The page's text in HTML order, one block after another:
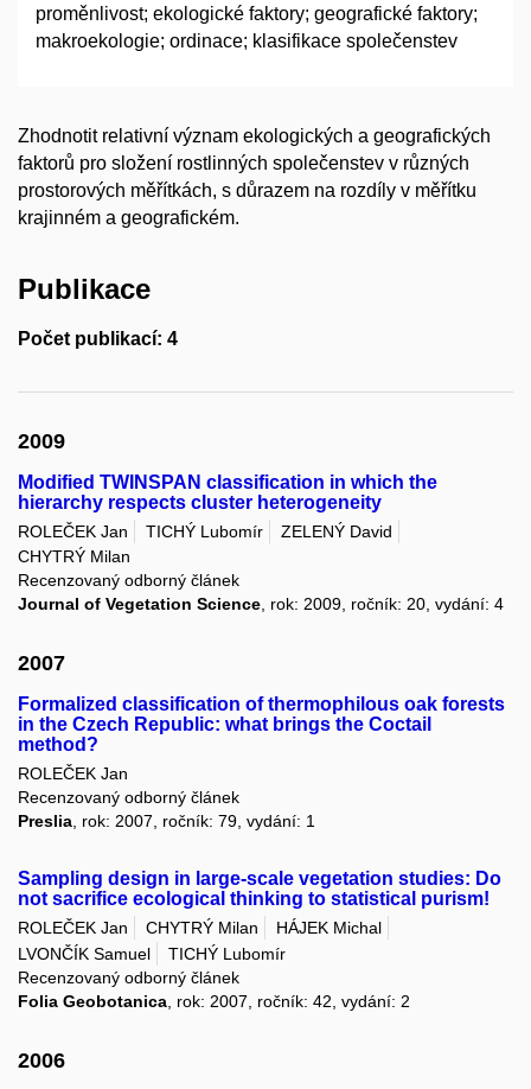
proměnlivost; ekologické faktory; geografické faktory;
makroekologie; ordinace; klasifikace společenstev
Zhodnotit relativní význam ekologických a geografických
faktorů pro složení rostlinných společenstev v různých
prostorových měřítkách, s důrazem na rozdíly v měřítku
krajinném a geografickém.
Publikace
Počet publikací: 4
2009
Modified TWINSPAN classification in which the
hierarchy respects cluster heterogeneity
ROLEČEK Jan TICHÝ Lubomír
ZELENÝ David
CHYTRÝ Milan
Recenzovaný odborný článek
Journal of Vegetation Science, rok: 2009, ročník: 20, vydání: 4
2007
Formalized classification of thermophilous oak forests
in the Czech Republic: what brings the Coctail
method?
ROLEČEK Jan
Recenzovaný odborný článek
Preslia , rok: 2007, ročník: 79, vydání: 1
Sampling design in large-scale vegetation studies: Do
not sacrifice ecological thinking to statistical purism!
ROLEČEK Jan CHYTRÝ Milan
HÁJEK Michal
LVONČÍK Samuel
TICHÝ Lubomír
Recenzovaný odborný článek
Folia Geobotanica , rok: 2007, ročník: 42, vydání: 2
2006